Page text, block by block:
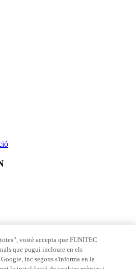
vostè accepta que FUNITEC
que pugui incloure en els
Inc segons s'informa en la